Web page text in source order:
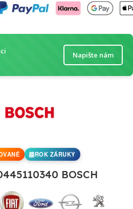
Napište nám
ROK ZÁRUKY
BOSCH